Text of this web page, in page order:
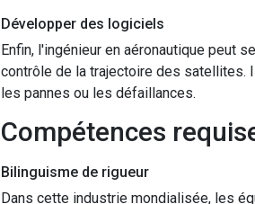
Développer des logiciels
Enfin, l'ingénieur en aéronautique peut
contrôle de la trajectoire des satellites.
les pannes ou les défaillances.
Compétences
Bilinguisme de rigueur
Dans cette industrie mondialisée, les